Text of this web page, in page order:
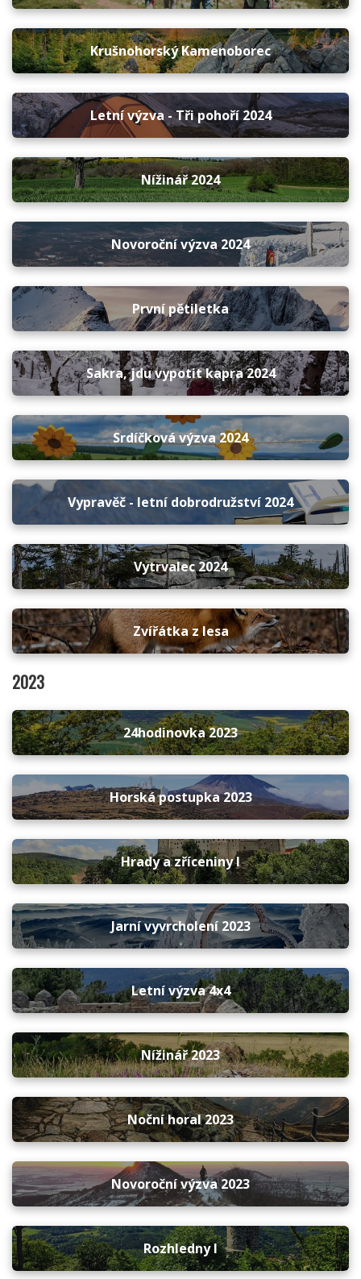
Krušnohorský Kamenoborec
Letní výzva - Tři pohoří 2024
Nížinář 2024
Novoroční výzva 2024
První pětiletka
Sakra, jdu vypotit kapra 2024
Srdíčková výzva 2024
Vypravěč - letní dobrodružství 2024
Vytrvalec 2024
Zvířátka z lesa
2023
24hodinovka 2023
Horská postupka 2023
Hrady a zříceniny I
Jarní vyvrcholení 2023
Letní výzva 4x4
Nížinář 2023
Noční horal 2023
Novoroční výzva 2023
Rozhledny I